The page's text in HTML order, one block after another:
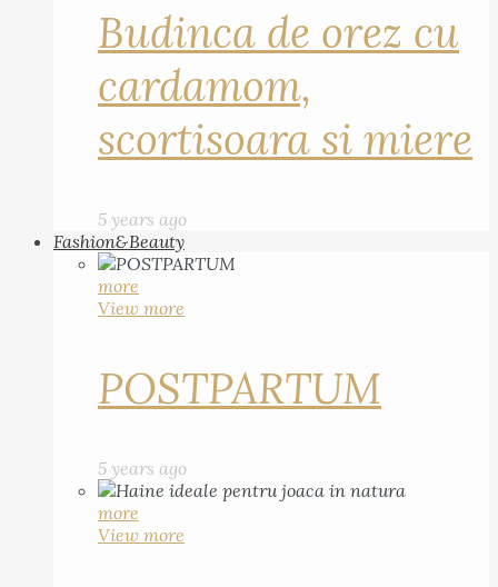
Budinca de orez cu
cardamom,
scortisoara si miere
5 years ago
Fashion&Beauty
more
View more
POSTPARTUM
5 years ago
more
View more